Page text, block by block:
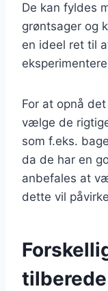
De kan fyldes
grøntsager og
en ideel ret til
For at opnå
vælge de
som f.eks.
da de har en
anbefales at
dette vil